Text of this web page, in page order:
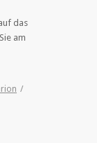
das
am
/